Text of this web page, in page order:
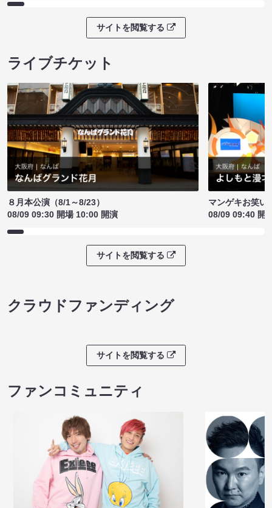
サイトを閲覧する
ライブチケット
８月本公演（8/1～8/23）
08/09 09:30 開場 10:00 開演
マンゲキお笑い
08/09 09:40 開
サイトを閲覧する
クラウドファンディング
サイトを閲覧する
ファンコミュニティ